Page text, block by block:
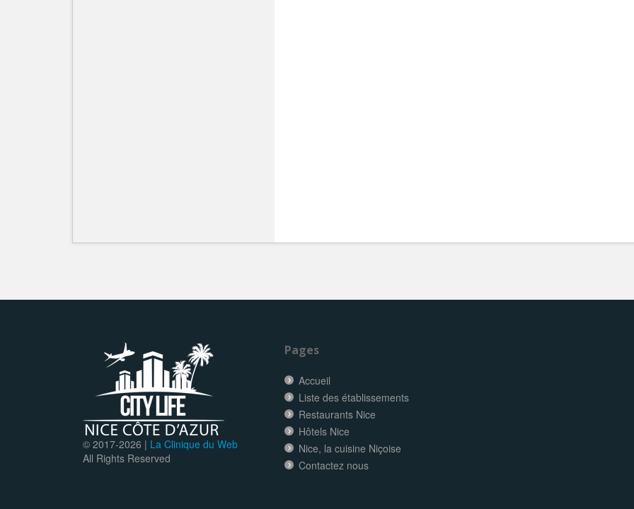
© 2017-2026 | La Clinique du Web
All Rights Reserved
Pages
Accueil
Liste des établissements
Restaurants Nice
Hôtels Nice
Nice, la cuisine Niçoise
Contactez nous